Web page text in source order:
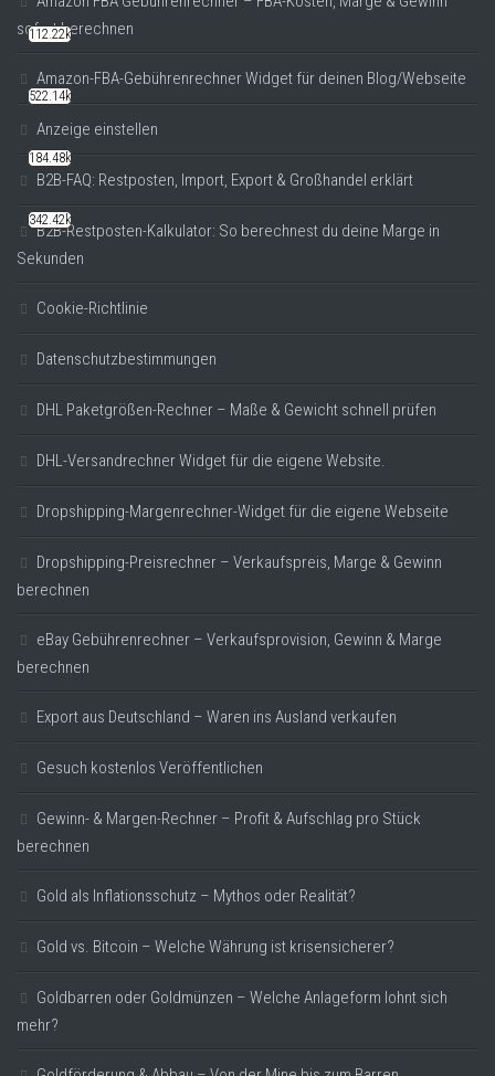
sofort berechnen
Amazon-FBA-Gebührenrechner Widget für deinen Blog/Webseite
Anzeige einstellen
B2B-FAQ: Restposten, Import, Export & Großhandel erklärt
B2B-Restposten-Kalkulator: So berechnest du deine Marge in
Sekunden
Cookie-Richtlinie
Datenschutzbestimmungen
DHL Paketgrößen-Rechner – Maße & Gewicht schnell prüfen
DHL-Versandrechner Widget für die eigene Website.
Dropshipping-Margenrechner-Widget für die eigene Webseite
Dropshipping-Preisrechner – Verkaufspreis, Marge & Gewinn
berechnen
eBay Gebührenrechner – Verkaufsprovision, Gewinn & Marge
berechnen
Export aus Deutschland – Waren ins Ausland verkaufen
Gesuch kostenlos Veröffentlichen
Gewinn- & Margen-Rechner – Profit & Aufschlag pro Stück
berechnen
Gold als Inflationsschutz – Mythos oder Realität?
Gold vs. Bitcoin – Welche Währung ist krisensicherer?
Goldbarren oder Goldmünzen – Welche Anlageform lohnt sich
mehr?
112.22k
522.14k
184.48k
342.42k